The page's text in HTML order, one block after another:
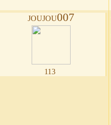
joujou007
113